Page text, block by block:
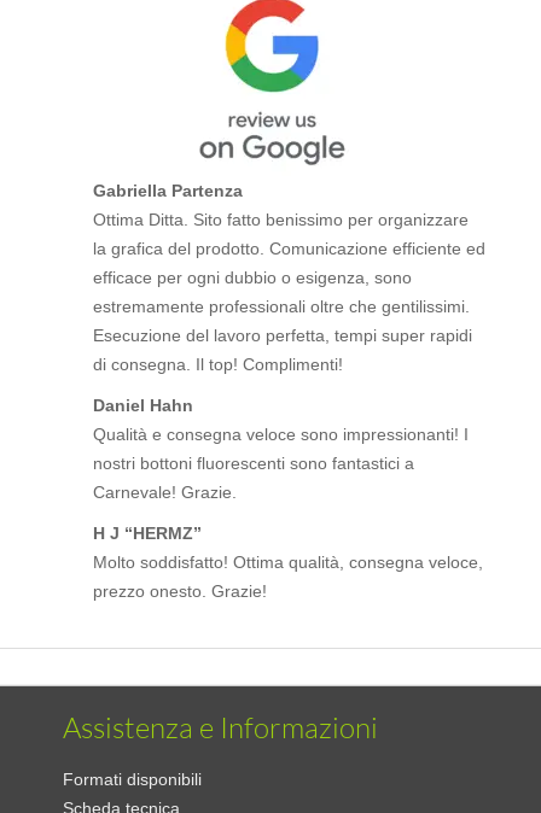
Gabriella Partenza
Ottima Ditta. Sito fatto benissimo per organizzare
la grafica del prodotto. Comunicazione efficiente ed
efficace per ogni dubbio o esigenza, sono
estremamente professionali oltre che gentilissimi.
Esecuzione del lavoro perfetta, tempi super rapidi
di consegna. Il top! Complimenti!
Daniel Hahn
Qualità e consegna veloce sono impressionanti! I
nostri bottoni fluorescenti sono fantastici a
Carnevale! Grazie.
H J “HERMZ”
Molto soddisfatto! Ottima qualità, consegna veloce,
prezzo onesto. Grazie!
Assistenza e Informazioni
Formati disponibili
Scheda tecnica